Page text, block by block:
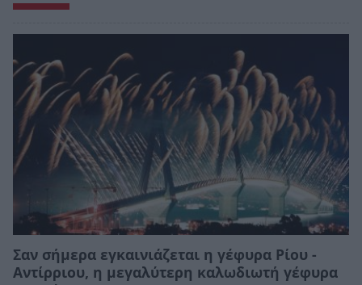
Σαν σήμερα εγκαινιάζεται η γέφυρα Ρίου -
Αντίρριου, η μεγαλύτερη καλωδιωτή γέφυρα